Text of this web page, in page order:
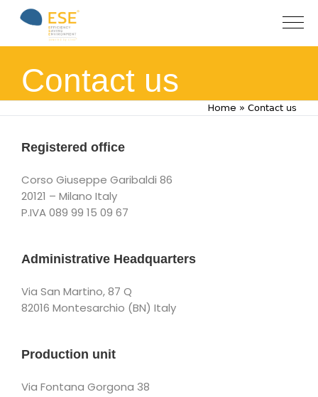
Contact us
Home » Contact us
Registered office
Corso Giuseppe Garibaldi 86
20121 – Milano Italy
P.IVA 089 99 15 09 67
Administrative Headquarters
Via San Martino, 87 Q
82016 Montesarchio (BN) Italy
Production unit
Via Fontana Gorgona 38